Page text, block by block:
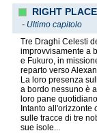
RIGHT
- Ultimo capitolo
Tre Draghi Celesti
improvvisamente a
e Fukuro, in
reparto verso
La loro presenza
a bordo nessuno è
loro pane
Intanto all'orizzonte
sulle tracce di tre
sue isole...